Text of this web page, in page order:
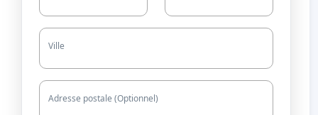
Ville
Adresse postale (Optionnel)